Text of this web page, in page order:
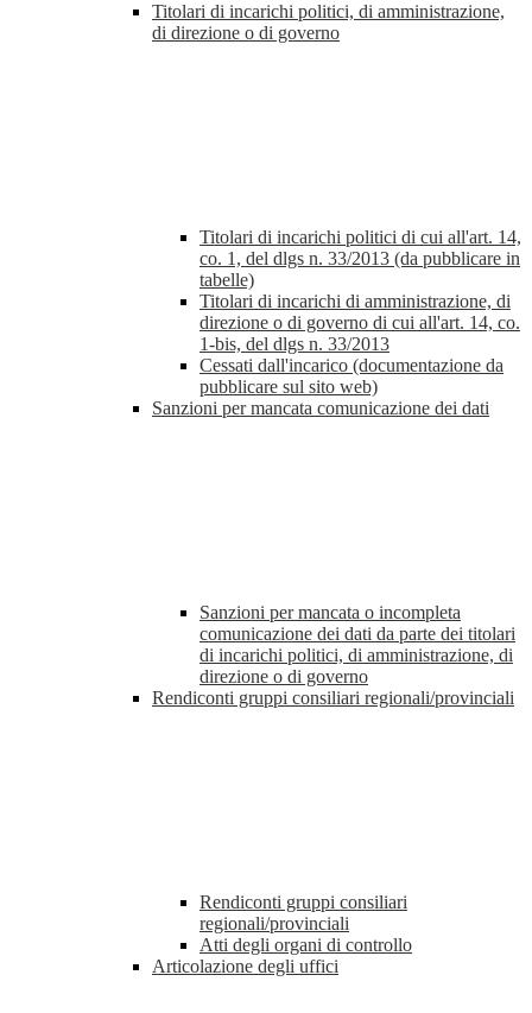
Titolari di incarichi politici, di amministrazione,
di direzione o di governo
Titolari di incarichi politici di cui all'art. 14,
co. 1, del dlgs n. 33/2013 (da pubblicare in
tabelle)
Titolari di incarichi di amministrazione, di
direzione o di governo di cui all'art. 14, co.
1-bis, del dlgs n. 33/2013
Cessati dall'incarico (documentazione da
pubblicare sul sito web)
Sanzioni per mancata comunicazione dei dati
Sanzioni per mancata o incompleta
comunicazione dei dati da parte dei titolari
di incarichi politici, di amministrazione, di
direzione o di governo
Rendiconti gruppi consiliari regionali/provinciali
Rendiconti gruppi consiliari
regionali/provinciali
Atti degli organi di controllo
Articolazione degli uffici